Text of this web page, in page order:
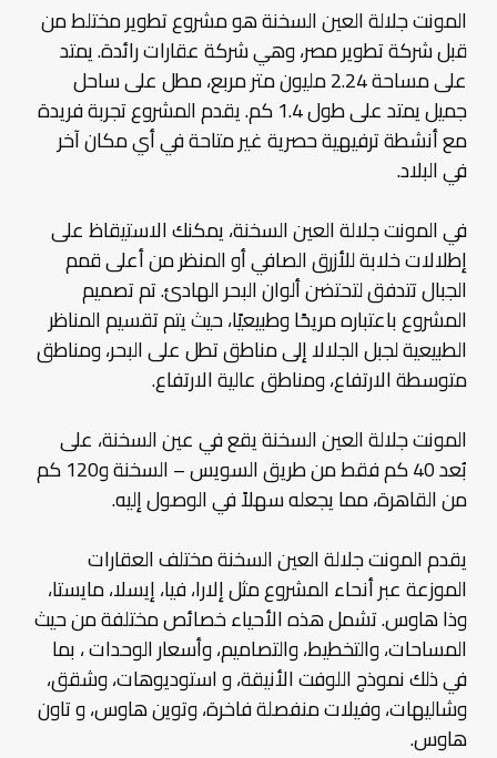
المونت جلالة العين السخنة هو مشروع تطوير مختلط من
قبل شركة تطوير مصر، وهي شركة عقارات رائدة. يمتد
على مساحة 2.24 مليون متر مربع، مطل على ساحل
جميل يمتد على طول 1.4 كم. يقدم المشروع تجربة فريدة
مع أنشطة ترفيهية حصرية غير متاحة في أي مكان آخر
في البلاد.
في المونت جلالة العين السخنة، يمكنك الاستيقاظ على
إطلالات خلابة للأزرق الصافي أو المنظر من أعلى قمم
الجبال تتدفق لتحتضن ألوان البحر الهادئ. تم تصميم
المشروع باعتباره مريحًا وطبيعيًا، حيث يتم تقسيم المناظر
الطبيعية لجبل الجلالا إلى مناطق تطل على البحر، ومناطق
متوسطة الارتفاع، ومناطق عالية الارتفاع.
المونت جلالة العين السخنة يقع في عين السخنة، على
بُعد 40 كم فقط من طريق السويس – السخنة و120 كم
من القاهرة، مما يجعله سهلاً في الوصول إليه.
يقدم المونت جلالة العين السخنة مختلف العقارات
الموزعة عبر أنحاء المشروع مثل إلارا، فيا، إيسلا، مايستا،
وذا هاوس. تشمل هذه الأحياء خصائص مختلفة من حيث
المساحات، والتخطيط، والتصاميم، وأسعار الوحدات ، بما
في ذلك نموذج اللوفت الأنيقة، و استوديوهات، وشقق،
وشاليهات، وفيلات منفصلة فاخرة، وتوين هاوس، و تاون
هاوس.